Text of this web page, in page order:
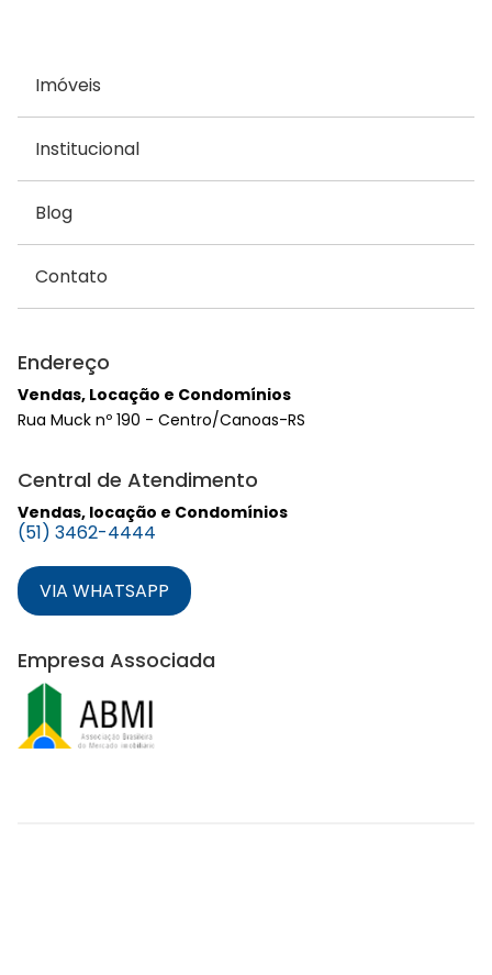
Imóveis
Institucional
Blog
Contato
Endereço
Vendas, Locação e Condomínios
Rua Muck nº 190 - Centro/Canoas-RS
Central de Atendimento
Vendas, locação e Condomínios
(51) 3462-4444
VIA WHATSAPP
Empresa Associada